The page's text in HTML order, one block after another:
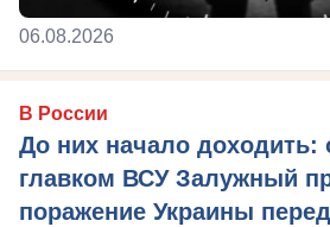
06.08.2026
В России
До них начало доходить:
главком ВСУ Залужный
поражение Украины